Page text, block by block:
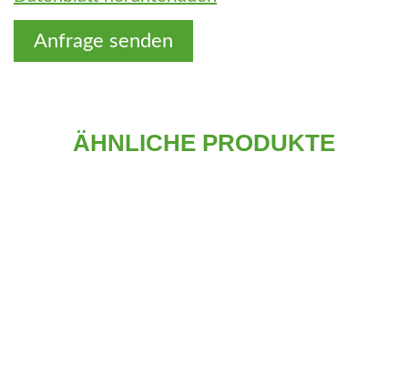
Anfrage senden
ÄHNLICHE PRODUKTE